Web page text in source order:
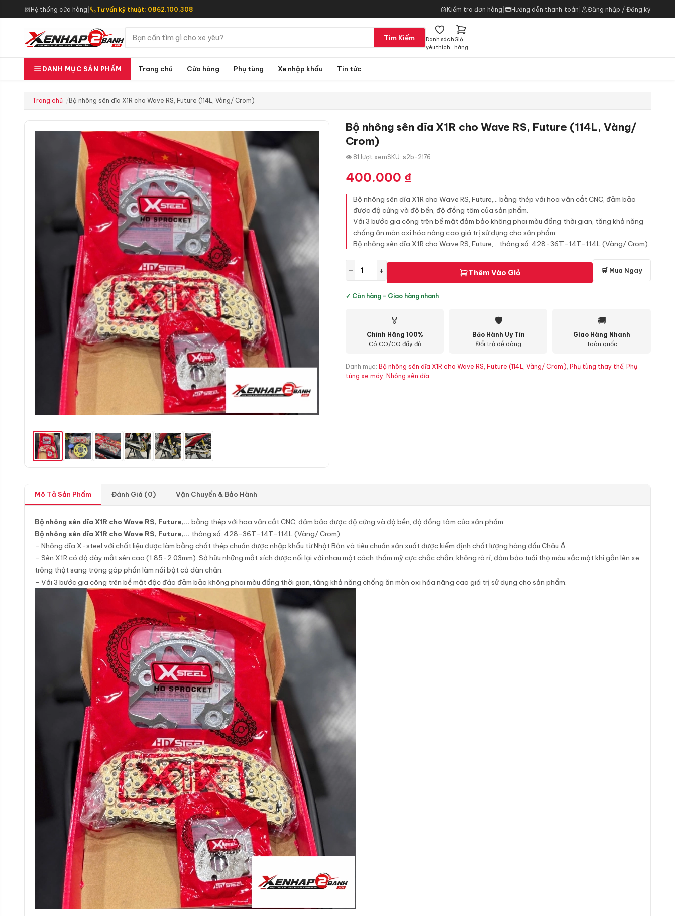
Hệ thống cửa hàng Tư vấn kỹ thuật: 0862.100.308 Kiểm tra đơn hàng Hướng dẫn thanh toán Đăng nhập / Đăng ký
Tìm Kiếm
Danh sách
yêu thích
Giỏ
hàng
DANH MỤC SẢN PHẨM Trang chủ Cửa hàng Phụ tùng Xe nhập khẩu Tin tức
Trang chủ Bộ nhông sên dĩa X1R cho Wave RS, Future (114L, Vàng/ Crom)
Bộ nhông sên dĩa X1R cho Wave RS, Future (114L, Vàng/
Crom)
👁 81 lượt xemSKU: s2b-2176
400.000 ₫
Bộ nhông sên dĩa X1R cho Wave RS, Future,... bằng thép với hoa văn cắt CNC, đảm bảo
được độ cứng và độ bền, độ đồng tâm của sản phẩm.
Với 3 bước gia công trên bề mặt đảm bảo không phai màu đồng thời gian, tăng khả năng
chống ăn mòn oxi hóa nâng cao giá trị sử dụng cho sản phẩm.
Bộ nhông sên dĩa X1R cho Wave RS, Future,... thông số: 428-36T-14T-114L (Vàng/ Crom).
− + Thêm Vào Giỏ 🛒 Mua Ngay
✓ Còn hàng - Giao hàng nhanh
🏅
Chính Hãng 100%
Có CO/CQ đầy đủ
🛡
Bảo Hành Uy Tín
Đổi trả dễ dàng
🚚
Giao Hàng Nhanh
Toàn quốc
Danh mục: Bộ nhông sên dĩa X1R cho Wave RS, Future (114L, Vàng/ Crom), Phụ tùng thay thế, Phụ
tùng xe máy, Nhông sên dĩa
Mô Tả Sản Phẩm Đánh Giá (0) Vận Chuyển & Bảo Hành
Bộ nhông sên dĩa X1R cho Wave RS, Future,… bằng thép với hoa văn cắt CNC, đảm bảo được độ cứng và độ bền, độ đồng tâm của sản phẩm.
Bộ nhông sên dĩa X1R cho Wave RS, Future,… thông số: 428-36T-14T-114L (Vàng/ Crom).
– Nhông dĩa X-steel với chất liệu được làm bằng chất thép chuẩn được nhập khẩu từ Nhật Bản và tiêu chuẩn sản xuất được kiểm định chất lượng hàng đầu Châu Á.
– Sên X1R có độ dày mắt sên cao (1.85-2.03mm). Sở hữu những mắt xích được nối lại với nhau một cách thấm mỹ cực chắc chắn, không rò rỉ, đảm bảo tuổi thọ màu sắc một khi gắn lên xe
trông thật sang trọng góp phần làm nổi bật cả dàn chân.
– Với 3 bước gia công trên bề mặt độc đáo đảm bảo không phai màu đồng thời gian, tăng khả năng chống ăn mòn oxi hóa nâng cao giá trị sử dụng cho sản phẩm.